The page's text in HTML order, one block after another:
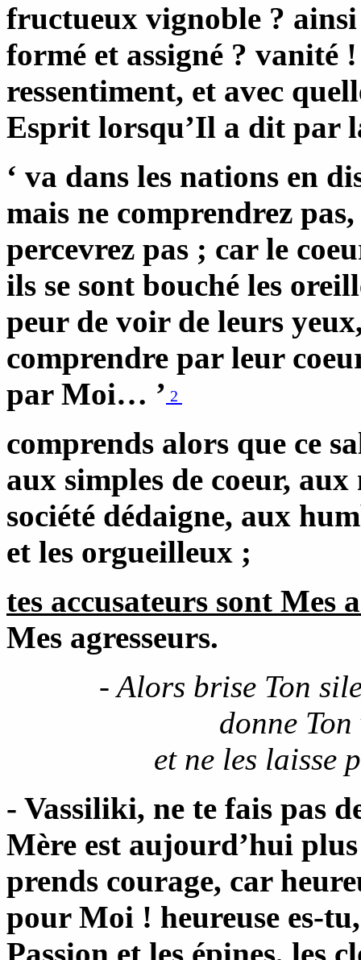
fructueux vignoble ?
formé et assigné ? vanité
ressentiment, et avec
Esprit lorsqu’Il a dit par
‘ va dans les nations en
mais ne comprendrez
percevrez pas ; car le
ils se sont bouché les
peur de voir de leurs
comprendre par leur
par Moi… ’ 2
comprends alors que ce
aux simples de coeur,
société dédaigne, aux
et les orgueilleux ;
tes accusateurs sont Mes
Mes agresseurs.
- Alors brise Ton
donne
et ne les laisse
- Vassiliki, ne te fais pas
Mère est aujourd’hui
prends courage, car
pour Moi ! heureuse es-